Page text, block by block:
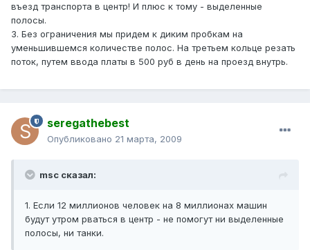
въезд транспорта в центр! И плюс к тому - выделенные
полосы.
3. Без ограничения мы придем к диким пробкам на
уменьшившемся количестве полос. На третьем кольце резать
поток, путем ввода платы в 500 руб в день на проезд внутрь.
seregathebest
Опубликовано 21 марта, 2009
msc сказал:
1. Если 12 миллионов человек на 8 миллионах машин
будут утром рваться в центр - не помогут ни выделенные
полосы, ни танки.